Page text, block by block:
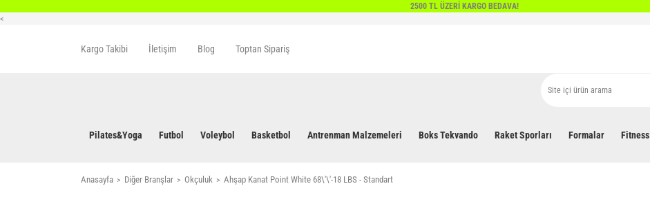
2500 TL ÜZERİ KARGO BEDAVA!
<
Kargo Takibi İletişim Blog Toptan Sipariş
Pilates&Yoga Futbol Voleybol Basketbol Antrenman Malzemeleri Boks Tekvando Raket Sporları Formalar Fitness
Anasayfa Diğer Branşlar Okçuluk Ahşap Kanat Point White 68\'\'-18 LBS - Standart